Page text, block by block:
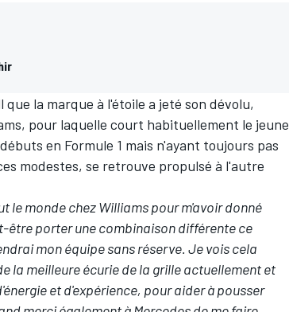
que la marque à l'étoile a jeté son dévolu,
pour laquelle court habituellement le jeune
en Formule 1 mais n'ayant toujours pas
modestes, se retrouve propulsé à l'autre
le monde chez Williams pour m'avoir donné
être porter une combinaison différente ce
mon équipe sans réserve. Je vois cela
la meilleure écurie de la grille actuellement et
et d'expérience, pour aider à pousser